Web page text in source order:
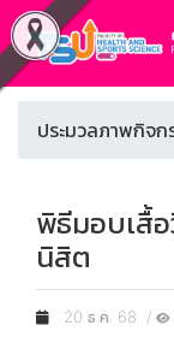
ประมวลภาพกิจก
พิธีมอบเสื้
นิสิต
20 ธ.ค. 68 /